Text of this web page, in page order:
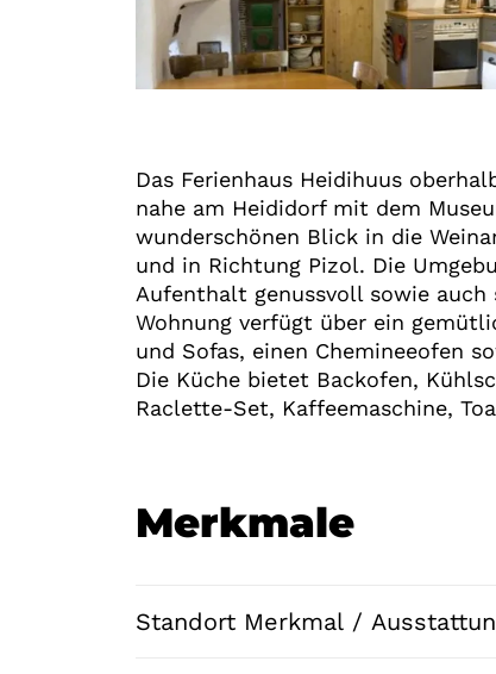
Das Ferienhaus Heidihuus
nahe am Heididorf mit dem
wunderschönen Blick in die
und in Richtung Pizol. Die
Aufenthalt genussvoll sowie
Wohnung verfügt über ein
und Sofas, einen Chemineeofen
Die Küche bietet Backofen,
Raclette-Set, Kaffeemaschine,
Merkmale
Standort Merkmal /